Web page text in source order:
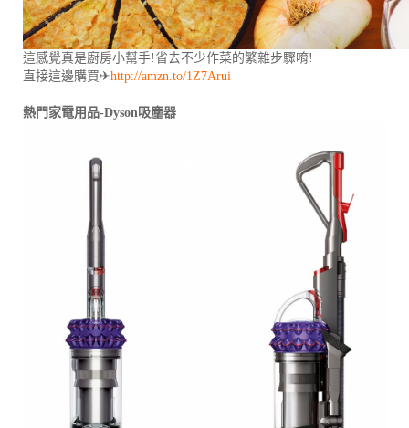
這感覺真是廚房小幫手!省去不少作菜的繁雜步驟唷!
直接這邊購買✈http://amzn.to/1Z7Arui
熱門家電用品-Dyson吸塵器